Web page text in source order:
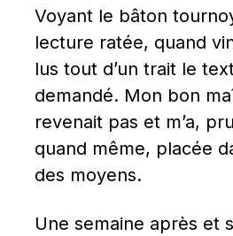
Voyant le bâton
lecture ratée, quand
lus tout d’un trait le
demandé. Mon bon
revenait pas et m’a,
quand même, placée
des moyens.
Une semaine après et